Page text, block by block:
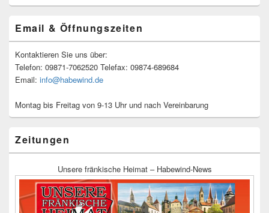
Email & Öffnungszeiten
Kontaktieren Sie uns über:
Telefon: 09871-7062520 Telefax: 09874-689684
Email: info@habewind.de
Montag bis Freitag von 9-13 Uhr und nach Vereinbarung
Zeitungen
Unsere fränkische Heimat – Habewind-News